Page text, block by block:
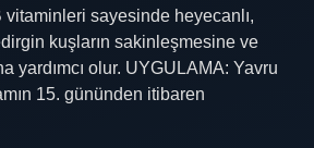
vitaminleri sayesinde heyecanlı,
kuşların sakinleşmesine ve
yardımcı olur. UYGULAMA: Yavru
15. gününden itibaren